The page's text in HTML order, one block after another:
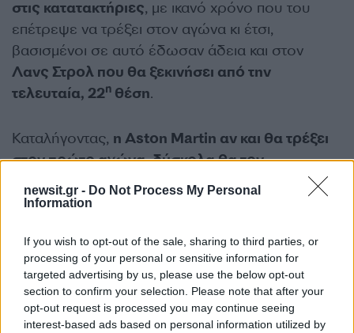
newsit.gr - Do Not Process My Personal
Information
If you wish to opt-out of the sale, sharing to third parties, or
processing of your personal or sensitive information for
targeted advertising by us, please use the below opt-out
section to confirm your selection. Please note that after your
opt-out request is processed you may continue seeing
interest-based ads based on personal information utilized by
στις κατατακτήριες, με ικανό χρόνο που του
επέτρεψε να τρέξει στον αγώνα κι έτσι,
βασισμένοι σε αυτό έδωσαν άδεια και στον
Λανς Στρολ που θα ξεκινήσει από την
τελευταία, 22η θέση.
Καταλήγοντας, η Aston Martin αν και θα τρέξει
στον πρώτο αγώνα, δύσκολα θα τον
ολοκληρώσει , καθώς έχει μεγάλα προβλήματα
από τους κραδασμούς του κινητήρα της Honda,
ηλεκτρική ενέργεια, η οποία συμβάλλει περίπου
στο 50% της ισχύος του μονοθεσίου.
ΔΙΑΦΗΜΙΣΗ